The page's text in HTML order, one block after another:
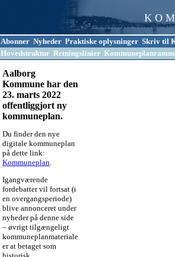
K O
Abonner Nyheder Praktiske oplysninger Skriv til
Hovedstruktur Retningslinier
Aalborg
Kommune har den
23. marts 2022
offentliggjort ny
kommuneplan.
Du finder den nye
digitale kommuneplan
på dette link:
Kommuneplan.
Igangværende
fordebatter vil fortsat (i
en overgangsperiode)
blive annonceret under
nyheder på denne side
– øvrigt tilgængeligt
kommuneplanmateriale
er at betaget som